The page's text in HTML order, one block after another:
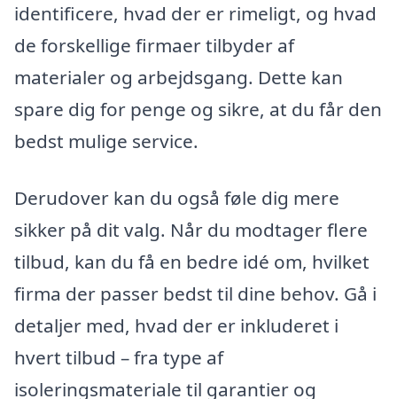
identificere, hvad der er rimeligt, og hvad
de forskellige firmaer tilbyder af
materialer og arbejdsgang. Dette kan
spare dig for penge og sikre, at du får den
bedst mulige service.
Derudover kan du også føle dig mere
sikker på dit valg. Når du modtager flere
tilbud, kan du få en bedre idé om, hvilket
firma der passer bedst til dine behov. Gå i
detaljer med, hvad der er inkluderet i
hvert tilbud – fra type af
isoleringsmateriale til garantier og